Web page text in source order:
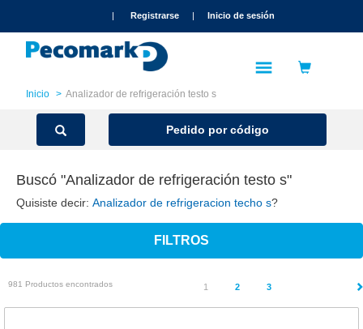
| Registrarse | Inicio de sesión
Inicio Analizador de refrigeración testo s
Pedido por código
Buscó "Analizador de refrigeración testo s"
Quisiste decir: Analizador de refrigeracion techo s?
FILTROS
981 Productos encontrados 1 (current)
2 3